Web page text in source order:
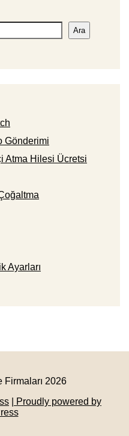
Ara
Gönderimi
Atma Hilesi Ücretsi
Ayarları
Firmaları 2026
| Proudly powered by